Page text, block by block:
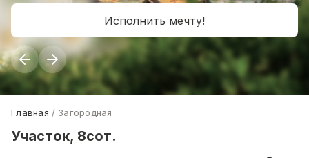
Исполнить мечту!
Главная Загородная
Участок, 8сот.